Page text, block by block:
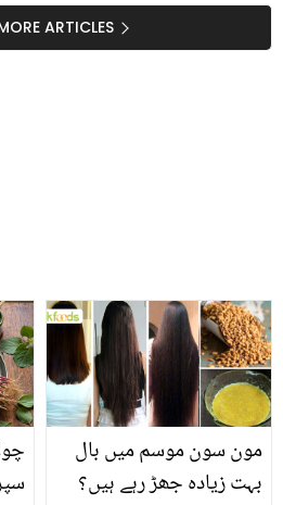
جانیں درد کو کم کرنے کے
گھریلو مگر کارآمد ٹوٹکے
ARTICLES
مون سون موسم میں بال
بہت زیادہ جھڑ رہے ہیں؟